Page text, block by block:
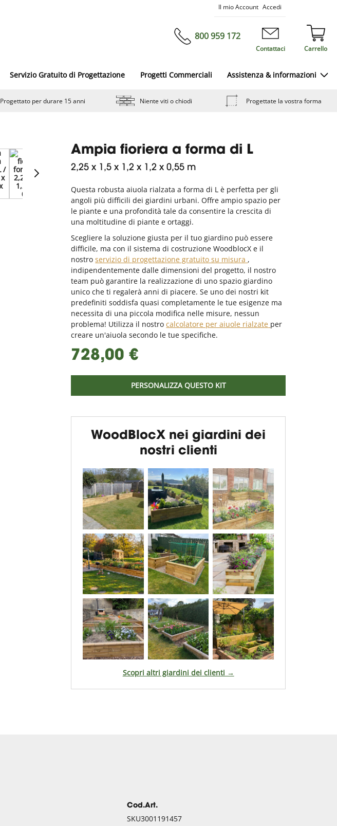
Il mio Account Accedi
Salta
Carrello
800 959 172
Contattaci
Servizio Gratuito di Progettazione Progetti Commerciali Assistenza & informazioni
Progettato per durare 15 anni Niente viti o chiodi Progettate la vostra forma
Ampia fioriera a forma di L
2,25 x 1,5 x 1,2 x 1,2 x 0,55 m
Questa robusta aiuola rialzata a forma di L è perfetta per gli
angoli più difficili dei giardini urbani. Offre ampio spazio per
le piante e una profondità tale da consentire la crescita di
una moltitudine di piante e ortaggi.
Scegliere la soluzione giusta per il tuo giardino può essere
difficile, ma con il sistema di costruzione WoodblocX e il
nostroservizio di progettazione gratuito su misura ,
indipendentemente dalle dimensioni del progetto, il nostro
team può garantire la realizzazione di uno spazio giardino
unico che ti regalerà anni di piacere. Se uno dei nostri kit
predefiniti soddisfa quasi completamente le tue esigenze ma
necessita di una piccola modifica nelle misure, nessun
problema! Utilizza il nostrocalcolatore per aiuole rialzate per
creare un'aiuola secondo le tue specifiche.
728,00 €
PERSONALIZZA QUESTO KIT
WoodBlocX nei giardini dei
nostri clienti
Scopri altri giardini dei clienti →
Cod.Art.
SKU3001191457